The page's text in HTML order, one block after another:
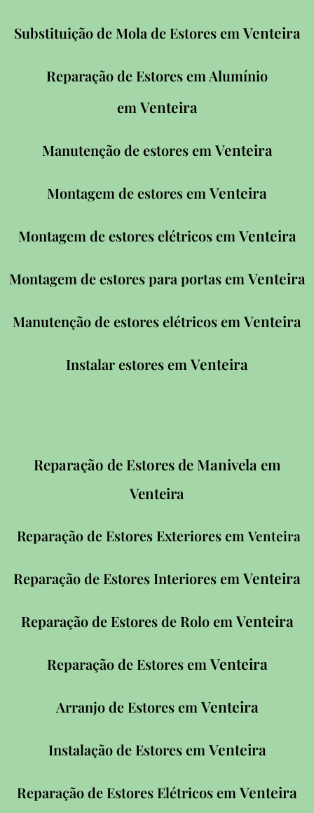
Substituição de Mola de Estores emVenteira
Reparação de Estores em Alumínio
emVenteira
Manutenção de estores emVenteira
Montagem de estores emVenteira
Montagem de estores elétricos emVenteira
Montagem de estores para portas emVenteira
Manutenção de estores elétricos emVenteira
Instalar estores emVenteira
Reparação de Estores de Manivela em
Venteira
Reparação de Estores Exteriores emVenteira
Reparação de Estores Interiores emVenteira
Reparação de Estores de Rolo emVenteira
Reparação de Estores emVenteira
Arranjo de Estores emVenteira
Instalação de Estores emVenteira
Reparação de Estores Elétricos emVenteira